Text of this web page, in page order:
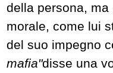
della persona,
morale, come lui
del suo impegno
mafia"disse una